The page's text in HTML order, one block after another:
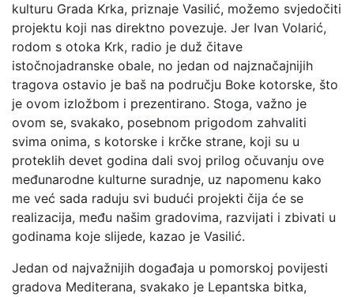
kulturu Grada Krka, priznaje Vasilić, možemo svjedočiti
projektu koji nas direktno povezuje. Jer Ivan Volarić,
rodom s otoka Krk, radio je duž čitave
istočnojadranske obale, no jedan od najznačajnijih
tragova ostavio je baš na području Boke kotorske, što
je ovom izložbom i prezentirano. Stoga, važno je
ovom se, svakako, posebnom prigodom zahvaliti
svima onima, s kotorske i krčke strane, koji su u
proteklih devet godina dali svoj prilog očuvanju ove
međunarodne kulturne suradnje, uz napomenu kako
me već sada raduju svi budući projekti čija će se
realizacija, među našim gradovima, razvijati i zbivati u
godinama koje slijede, kazao je Vasilić.
Jedan od najvažnijih događaja u pomorskoj povijesti
gradova Mediterana, svakako je Lepantska bitka,